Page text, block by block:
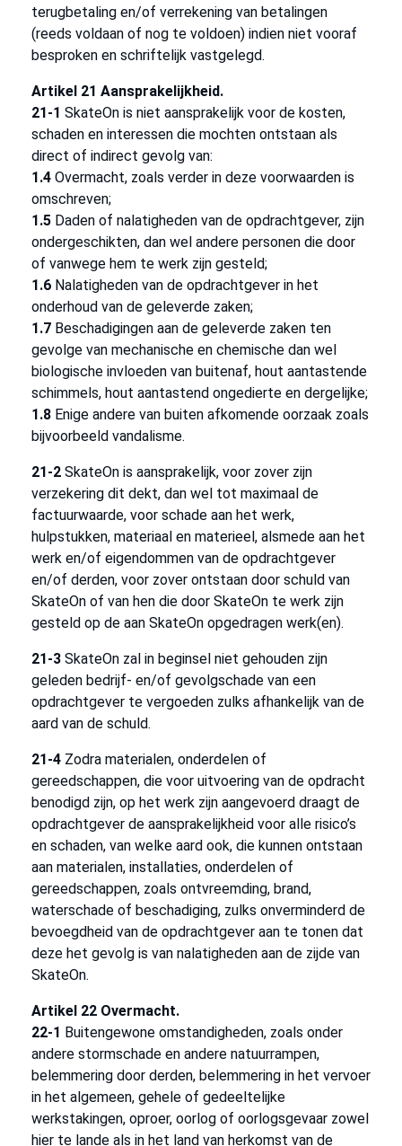
terugbetaling en/of verrekening van betalingen
(reeds voldaan of nog te voldoen) indien niet vooraf
besproken en schriftelijk vastgelegd.
Artikel 21 Aansprakelijkheid.
21-1 SkateOn is niet aansprakelijk voor de kosten,
schaden en interessen die mochten ontstaan als
direct of indirect gevolg van:
1.4 Overmacht, zoals verder in deze voorwaarden is
omschreven;
1.5 Daden of nalatigheden van de opdrachtgever, zijn
ondergeschikten, dan wel andere personen die door
of vanwege hem te werk zijn gesteld;
1.6 Nalatigheden van de opdrachtgever in het
onderhoud van de geleverde zaken;
1.7 Beschadigingen aan de geleverde zaken ten
gevolge van mechanische en chemische dan wel
biologische invloeden van buitenaf, hout aantastende
schimmels, hout aantastend ongedierte en dergelijke;
1.8 Enige andere van buiten afkomende oorzaak zoals
bijvoorbeeld vandalisme.
21-2 SkateOn is aansprakelijk, voor zover zijn
verzekering dit dekt, dan wel tot maximaal de
factuurwaarde, voor schade aan het werk,
hulpstukken, materiaal en materieel, alsmede aan het
werk en/of eigendommen van de opdrachtgever
en/of derden, voor zover ontstaan door schuld van
SkateOn of van hen die door SkateOn te werk zijn
gesteld op de aan SkateOn opgedragen werk(en).
21-3 SkateOn zal in beginsel niet gehouden zijn
geleden bedrijf- en/of gevolgschade van een
opdrachtgever te vergoeden zulks afhankelijk van de
aard van de schuld.
21-4 Zodra materialen, onderdelen of
gereedschappen, die voor uitvoering van de opdracht
benodigd zijn, op het werk zijn aangevoerd draagt de
opdrachtgever de aansprakelijkheid voor alle risico’s
en schaden, van welke aard ook, die kunnen ontstaan
aan materialen, installaties, onderdelen of
gereedschappen, zoals ontvreemding, brand,
waterschade of beschadiging, zulks onverminderd de
bevoegdheid van de opdrachtgever aan te tonen dat
deze het gevolg is van nalatigheden aan de zijde van
SkateOn.
Artikel 22 Overmacht.
22-1 Buitengewone omstandigheden, zoals onder
andere stormschade en andere natuurrampen,
belemmering door derden, belemmering in het vervoer
in het algemeen, gehele of gedeeltelijke
werkstakingen, oproer, oorlog of oorlogsgevaar zowel
hier te lande als in het land van herkomst van de